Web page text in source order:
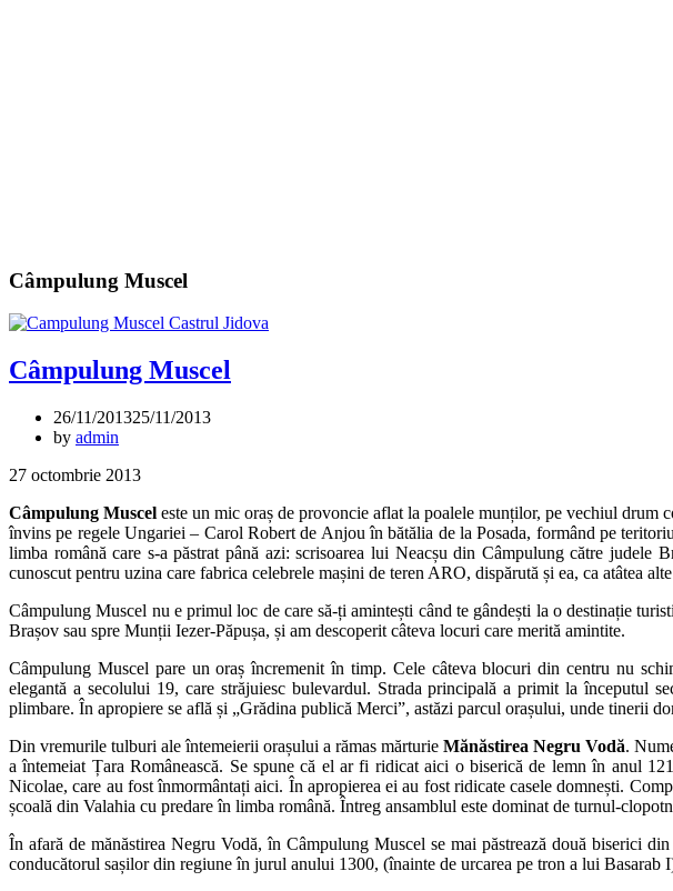
Câmpulung Muscel
Câmpulung Muscel
26/11/201325/11/2013
by admin
27 octombrie 2013
Câmpulung Muscel este un mic oraș de provoncie aflat la poalele munților, pe vechiul drum
învins pe regele Ungariei – Carol Robert de Anjou în bătălia de la Posada, formând pe
limba română care s-a păstrat până azi: scrisoarea lui Neacșu din Câmpulung către
cunoscut pentru uzina care fabrica celebrele mașini de teren ARO, dispărută și ea, ca atâtea
Câmpulung Muscel nu e primul loc de care să-ți amintești când te gândești la o destinație
Brașov sau spre Munții Iezer-Păpușa, și am descoperit câteva locuri care merită amintite.
Câmpulung Muscel pare un oraș încremenit în timp. Cele câteva blocuri din centru nu
elegantă a secolului 19, care străjuiesc bulevardul. Strada principală a primit la începutul
plimbare. În apropiere se află și „Grădina publică Merci”, astăzi parcul orașului, unde tinerii
Din vremurile tulburi ale întemeierii orașului a rămas mărturieMănăstirea Negru Vodă.
a întemeiat Țara Românească. Se spune că el ar fi ridicat aici o biserică de lemn în anul
Nicolae, care au fost înmormântați aici. În apropierea ei au fost ridicate casele domnești.
școală din Valahia cu predare în limba română. Întreg ansamblul este dominat de turnul-
În afară de mănăstirea Negru Vodă, în Câmpulung Muscel se mai păstrează două biserici
conducătorul sașilor din regiune în jurul anului 1300, (înainte de urcarea pe tron a lui Basarab